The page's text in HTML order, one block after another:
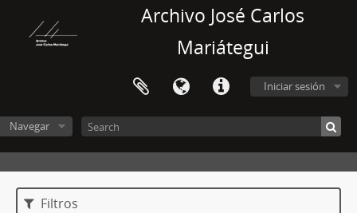
Archivo José Carlos
Mariátegui
Iniciar sesión
Navegar
Filtros